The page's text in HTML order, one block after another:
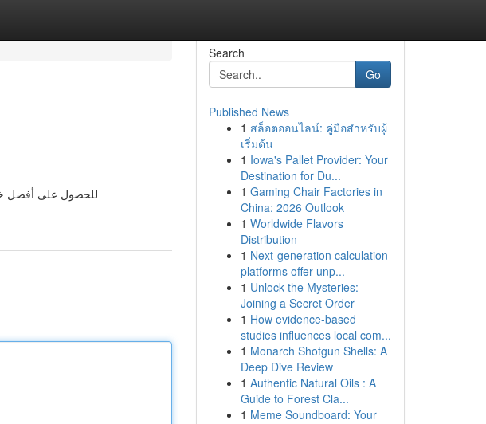
للحصول على أفضل
Search
Go
Published News
1 สล็อตออนไลน์: คู่มือสำหรับผู้
เริ่มต้น
1 Iowa's Pallet Provider: Your
Destination for Du...
1 Gaming Chair Factories in
China: 2026 Outlook
1 Worldwide Flavors
Distribution
1 Next-generation calculation
platforms offer unp...
1 Unlock the Mysteries:
Joining a Secret Order
1 How evidence-based
studies influences local com...
1 Monarch Shotgun Shells: A
Deep Dive Review
1 Authentic Natural Oils : A
Guide to Forest Cla...
1 Meme Soundboard: Your